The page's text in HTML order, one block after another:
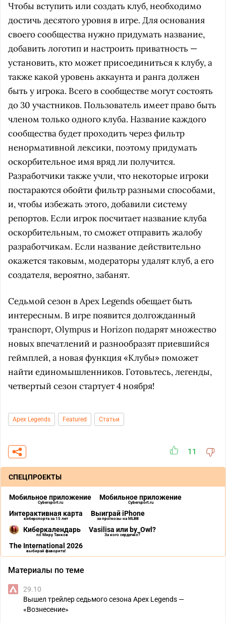
Чтобы вступить или создать клуб, необходимо
достичь десятого уровня в игре. Для основания
своего сообщества нужно придумать название,
добавить логотип и настроить приватность —
установить, кто может присоединиться к клубу, а
также какой уровень аккаунта и ранга должен
быть у игрока. Всего в сообществе могут состоять
до 30 участников. Пользователь имеет право быть
членом только одного клуба. Название каждого
сообщества будет проходить через фильтр
ненормативной лексики, поэтому придумать
оскорбительное имя вряд ли получится.
Разработчики также учли, что некоторые игроки
постараются обойти фильтр разными способами,
и, чтобы избежать этого, добавили систему
репортов. Если игрок посчитает название клуба
оскорбительным, то сможет отправить жалобу
разработчикам. Если название действительно
окажется таковым, модераторы удалят клуб, а его
создателя, вероятно, забанят.
Седьмой сезон в Apex Legends обещает быть
интересным. В игре появится долгожданный
транспорт, Olympus и Horizon подарят множество
новых впечатлений и разнообразят приевшийся
геймплей, а новая функция «Клубы» поможет
найти единомышленников. Готовьтесь, легенды,
четвертый сезон стартует 4 ноября!
Apex Legends Featured Статьи
11
СПЕЦПРОЕКТЫ
Мобильное приложение
Cybersport.ru
Мобильное приложение
Cybersport.ru
Интерактивная карта
киберспорта за 15 лет
Выиграй iPhone
за прогнозы на MLBB
Киберкалендарь
по Миру Танков
Vasilisa или by_Owl?
За кого сердечко?
The International 2026
выбирай фаворита!
Материалы по теме
29.10
Вышел трейлер седьмого сезона Apex Legends —
«Вознесение»